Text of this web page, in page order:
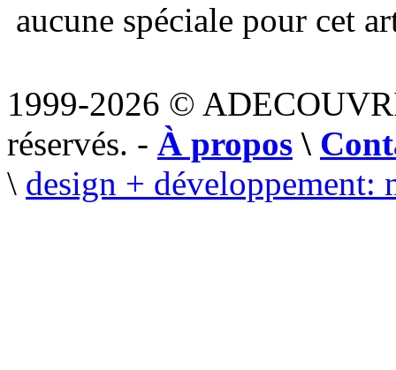
aucune spéciale pour cet
1999-2026 ©
réservés. - À propos \
\ design + développement: